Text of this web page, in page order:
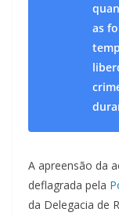
as
A apreensão da
deflagrada pela
da Delegacia de